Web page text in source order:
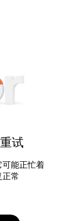
试
能正忙着
常